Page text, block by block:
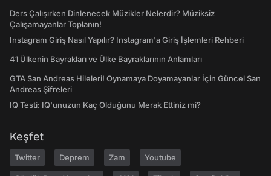
Ders Çalışırken Dinlenecek Müzikler Nelerdir? Müziksiz
Çalışamayanlar Toplanın!
Instagram Giriş Nasıl Yapılır? Instagram'a Giriş İşlemleri Rehberi
41 Ülkenin Bayrakları ve Ülke Bayraklarının Anlamları
GTA San Andreas Hileleri! Oynamaya Doyamayanlar İçin Güncel San
Andreas Şifreleri
IQ Testi: IQ'unuzun Kaç Olduğunu Merak Ettiniz mi?
Keşfet
Twitter Deprem Zam Youtube